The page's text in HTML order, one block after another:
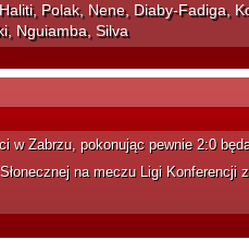
Polak, Nene, Diaby-Fadiga,
Nguiamba, Silva
w Zabrzu, pokonując pewnie 2:0
na meczu Ligi Konferencji